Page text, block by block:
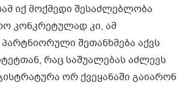
იქ მოქმედი შესაძლებლობა
კონკრეტულად კი, ამ
შეთანხმება აქვს
რაც საშუალებას აძლევს
ორ ქვეყანაში გაიარონ